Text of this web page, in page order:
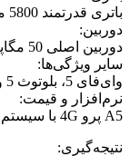
باتری قدرتمند 5800 میلی‌آمپر ساعتی با پشتیبانی از شارژ سریع 45 وات، یکی از نقاط قوت این گوشی است.
دوربین:
دوربین اصلی 50 مگاپیکسلی و دوربین تشخیص عمق 2 مگاپیکسلی، امکان ثبت تصاویر با کیفیت را فراهم می‌کنند. دوربین سلفی نیز 8 مگاپیکسلی است.
سایر ویژگی‌ها:
وای‌فای 5، بلوتوث 5 و حسگر اثر انگشت در لبه کناری، از دیگر امکانات این گوشی هستند.
نرم‌افزار و قیمت:
A5 پرو 4G با سیستم عامل اندروید 15 و برچسب قیمت حدود 200 دلار به بازار عرضه می‌شود.
نتیجه‌گیری: